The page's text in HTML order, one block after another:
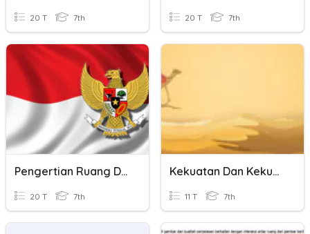
20 T 7th 20 T 7th
Pengertian Ruang Dan Interaksi Antar Ruang
20 T 7th
Kekuatan Dan Kekuasaan Allah SWT (aqidah)
11 T 7th